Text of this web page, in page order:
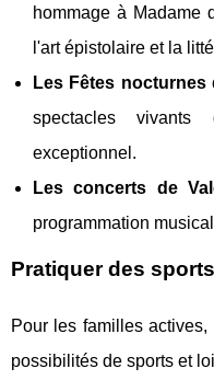
hommage à Madame
l'art épistolaire et la
Les Fêtes
spectacles
exceptionnel.
Les concerts de
programmation
Pratiquer des
Pour les familles
possibilités de sports et